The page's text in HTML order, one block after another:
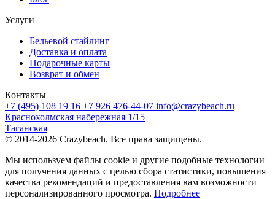
Услуги
Бельевой стайлинг
Доставка и оплата
Подарочные карты
Возврат и обмен
Контакты
+7 (495) 108 19 16 +7 926 476-44-07 info@crazybeach.ru
Краснохолмская набережная 1/15
Таганская
© 2014-2026 Crazybeach. Все права защищены.
Мы используем файлы cookie и другие подобные технологии
для получения данных с целью сбора статистики, повышения
качества рекомендаций и предоставления вам возможности
персонализированного просмотра. Подробнее